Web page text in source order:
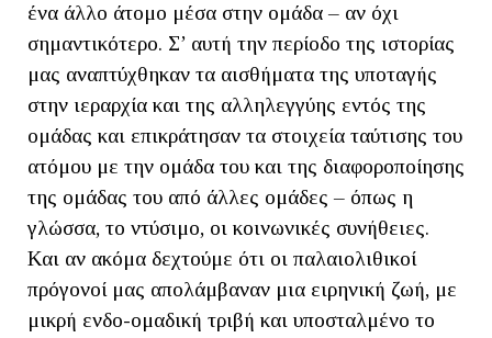
ένα άλλο άτομο μέσα στην ομάδα – αν όχι
σημαντικότερο. Σ’ αυτή την περίοδο της ιστορίας
μας αναπτύχθηκαν τα αισθήματα της υποταγής
στην ιεραρχία και της αλληλεγγύης εντός της
ομάδας και επικράτησαν τα στοιχεία ταύτισης του
ατόμου με την ομάδα του και της διαφοροποίησης
της ομάδας του από άλλες ομάδες – όπως η
γλώσσα, το ντύσιμο, οι κοινωνικές συνήθειες.
Και αν ακόμα δεχτούμε ότι οι παλαιολιθικοί
πρόγονοί μας απολάμβαναν μια ειρηνική ζωή, με
μικρή ενδο-ομαδική τριβή και υποσταλμένο το